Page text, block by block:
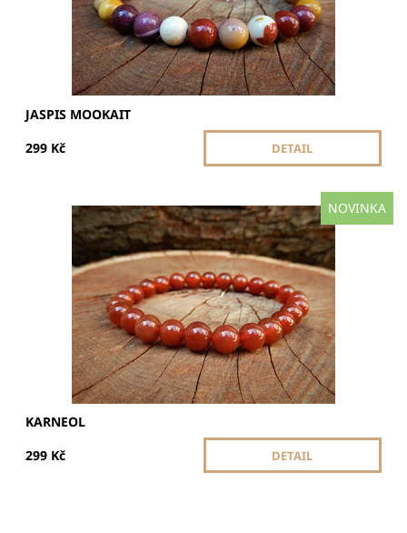
JASPIS MOOKAIT
299 Kč
DETAIL
NOVINKA
Karneol přináší energii, vášeň a motivaci. Podporuje
odvahu, kreativitu a sebevědomí. Ideální pro ty, kdo chtějí
posílit vitalitu a vnitřní sílu.
Dostupnost:
Skladem
KARNEOL
299 Kč
DETAIL